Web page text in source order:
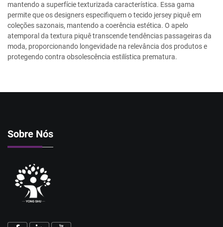
mantendo a superfície texturizada característica. Essa gama
permite que os designers especifiquem o tecido jersey piquê em
coleções sazonais, mantendo a coerência estética. O apelo
atemporal da textura piquê transcende tendências passageiras da
moda, proporcionando longevidade na relevância dos produtos e
protegendo contra obsolescência estilística prematura.
Sobre Nós